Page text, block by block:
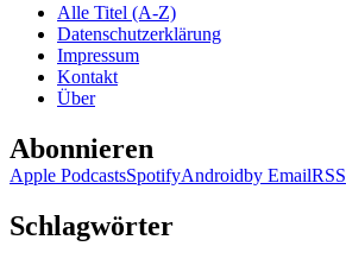
Alle Titel (A-Z)
Datenschutzerklärung
Impressum
Kontakt
Über
Abonnieren
Apple PodcastsSpotifyAndroidby EmailRSS
Schlagwörter